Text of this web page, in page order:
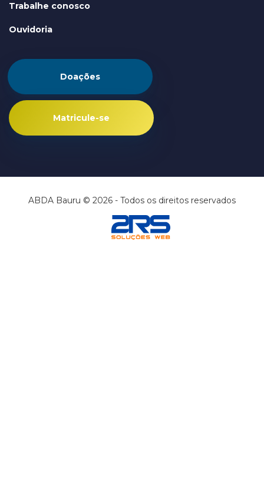
Trabalhe conosco
Ouvidoria
Doações
Matricule-se
ABDA Bauru © 2026 - Todos os direitos reservados